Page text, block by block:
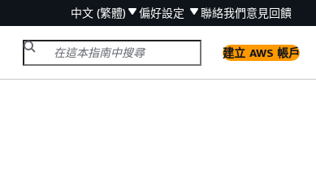
中文 (繁體) 偏好設定 聯絡我們意見回饋
建立 AWS 帳戶